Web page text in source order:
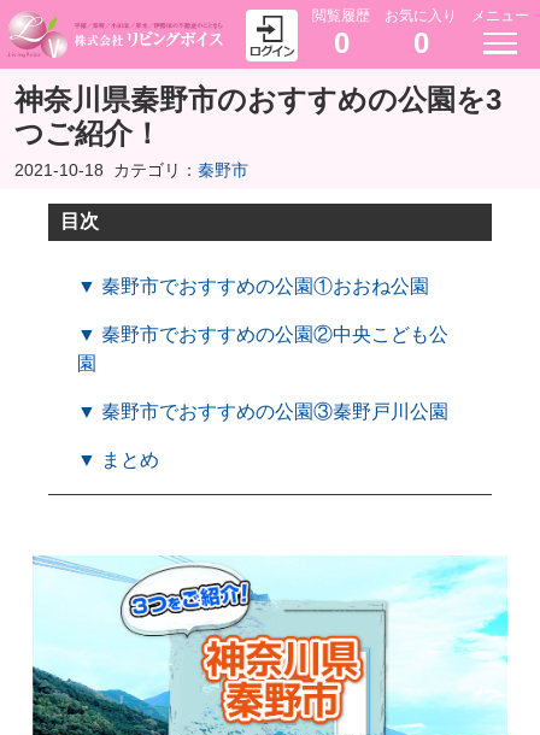
閲覧履歴
0
お気に入り
0
メニュー
神奈川県秦野市のおすすめの公園を3
つご紹介！
2021-10-18 カテゴリ： 秦野市
目次
▼ 秦野市でおすすめの公園①おおね公園
▼ 秦野市でおすすめの公園②中央こども公
園
▼ 秦野市でおすすめの公園③秦野戸川公園
▼ まとめ